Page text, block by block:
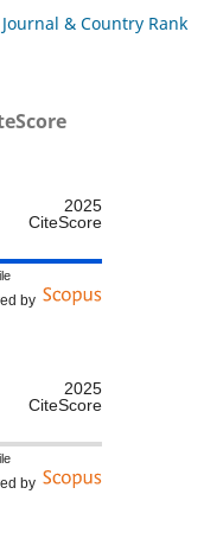
2025
CiteScore
by
2025
CiteScore
by